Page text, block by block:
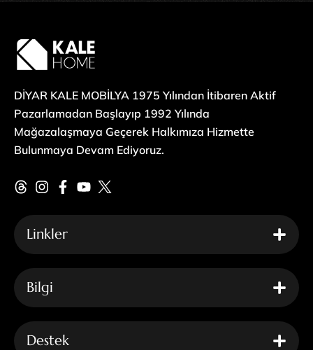
DİYAR KALE MOBİLYA 1975 Yılından İtibaren Aktif
Pazarlamadan Başlayıp 1992 Yılında
Mağazalaşmaya Geçerek Halkımıza Hizmette
Bulunmaya Devam Ediyoruz.
Linkler
Bilgi
Destek